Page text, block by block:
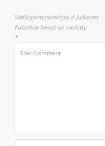
Sähköpostiosoitettasi ei julkaista.
Pakolliset kentät on merkitty
*